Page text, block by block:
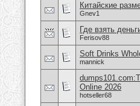
Китайские
Gnev1
Где взять
Ferisov88
Soft Drinks
mannick
Online 2026
hotseller68